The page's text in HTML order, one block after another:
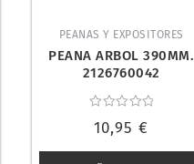
PEANAS Y EXPOSITORES
PEANA ARBOL 390MM.
2126760042
con
de
10,95€